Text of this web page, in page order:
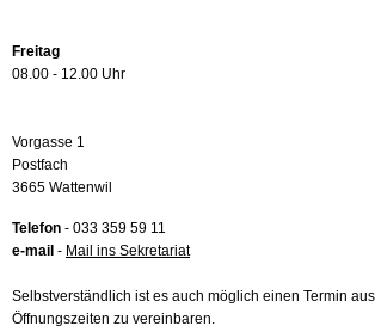
Freitag
08.00 - 12.00 Uhr
Vorgasse 1
Postfach
3665 Wattenwil
Telefon - 033 359 59 11
e-mail - Mail ins Sekretariat
Selbstverständlich ist es auch möglich einen Termin
Öffnungszeiten zu vereinbaren.